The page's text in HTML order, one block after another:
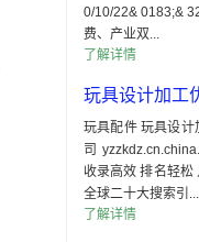
0/10/22& 0183;&
费、产业双...
了解详情
玩具设计加工
玩具配件 玩具设
司
收录高效 排名轻松
全球二十大搜索引...
了解详情